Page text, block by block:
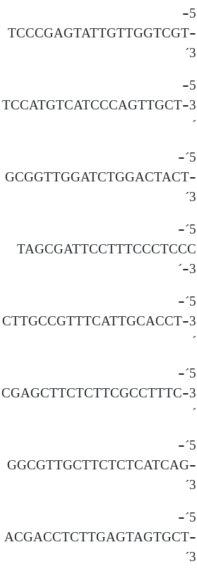
5-
TCCCGAGTATTGTTGGTCGT-
3´
5-
TCCATGTCATCCCAGTTGCT-3
´
5´-
GCGGTTGGATCTGGACTACT-
3´
5´-
TAGCGATTCCTTTCCCTCCC
-3´
5´-
CTTGCCGTTTCATTGCACCT-3
´
5´-
CGAGCTTCTCTTCGCCTTTC-3
´
5´-
GGCGTTGCTTCTCTCATCAG-
3´
5´-
ACGACCTCTTGAGTAGTGCT-
3´